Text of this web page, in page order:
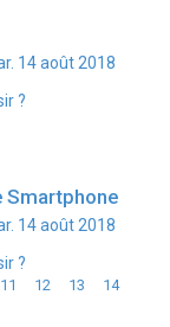
14 août 2018
?
Smartphone
14 août 2018
?
11 12 13 14